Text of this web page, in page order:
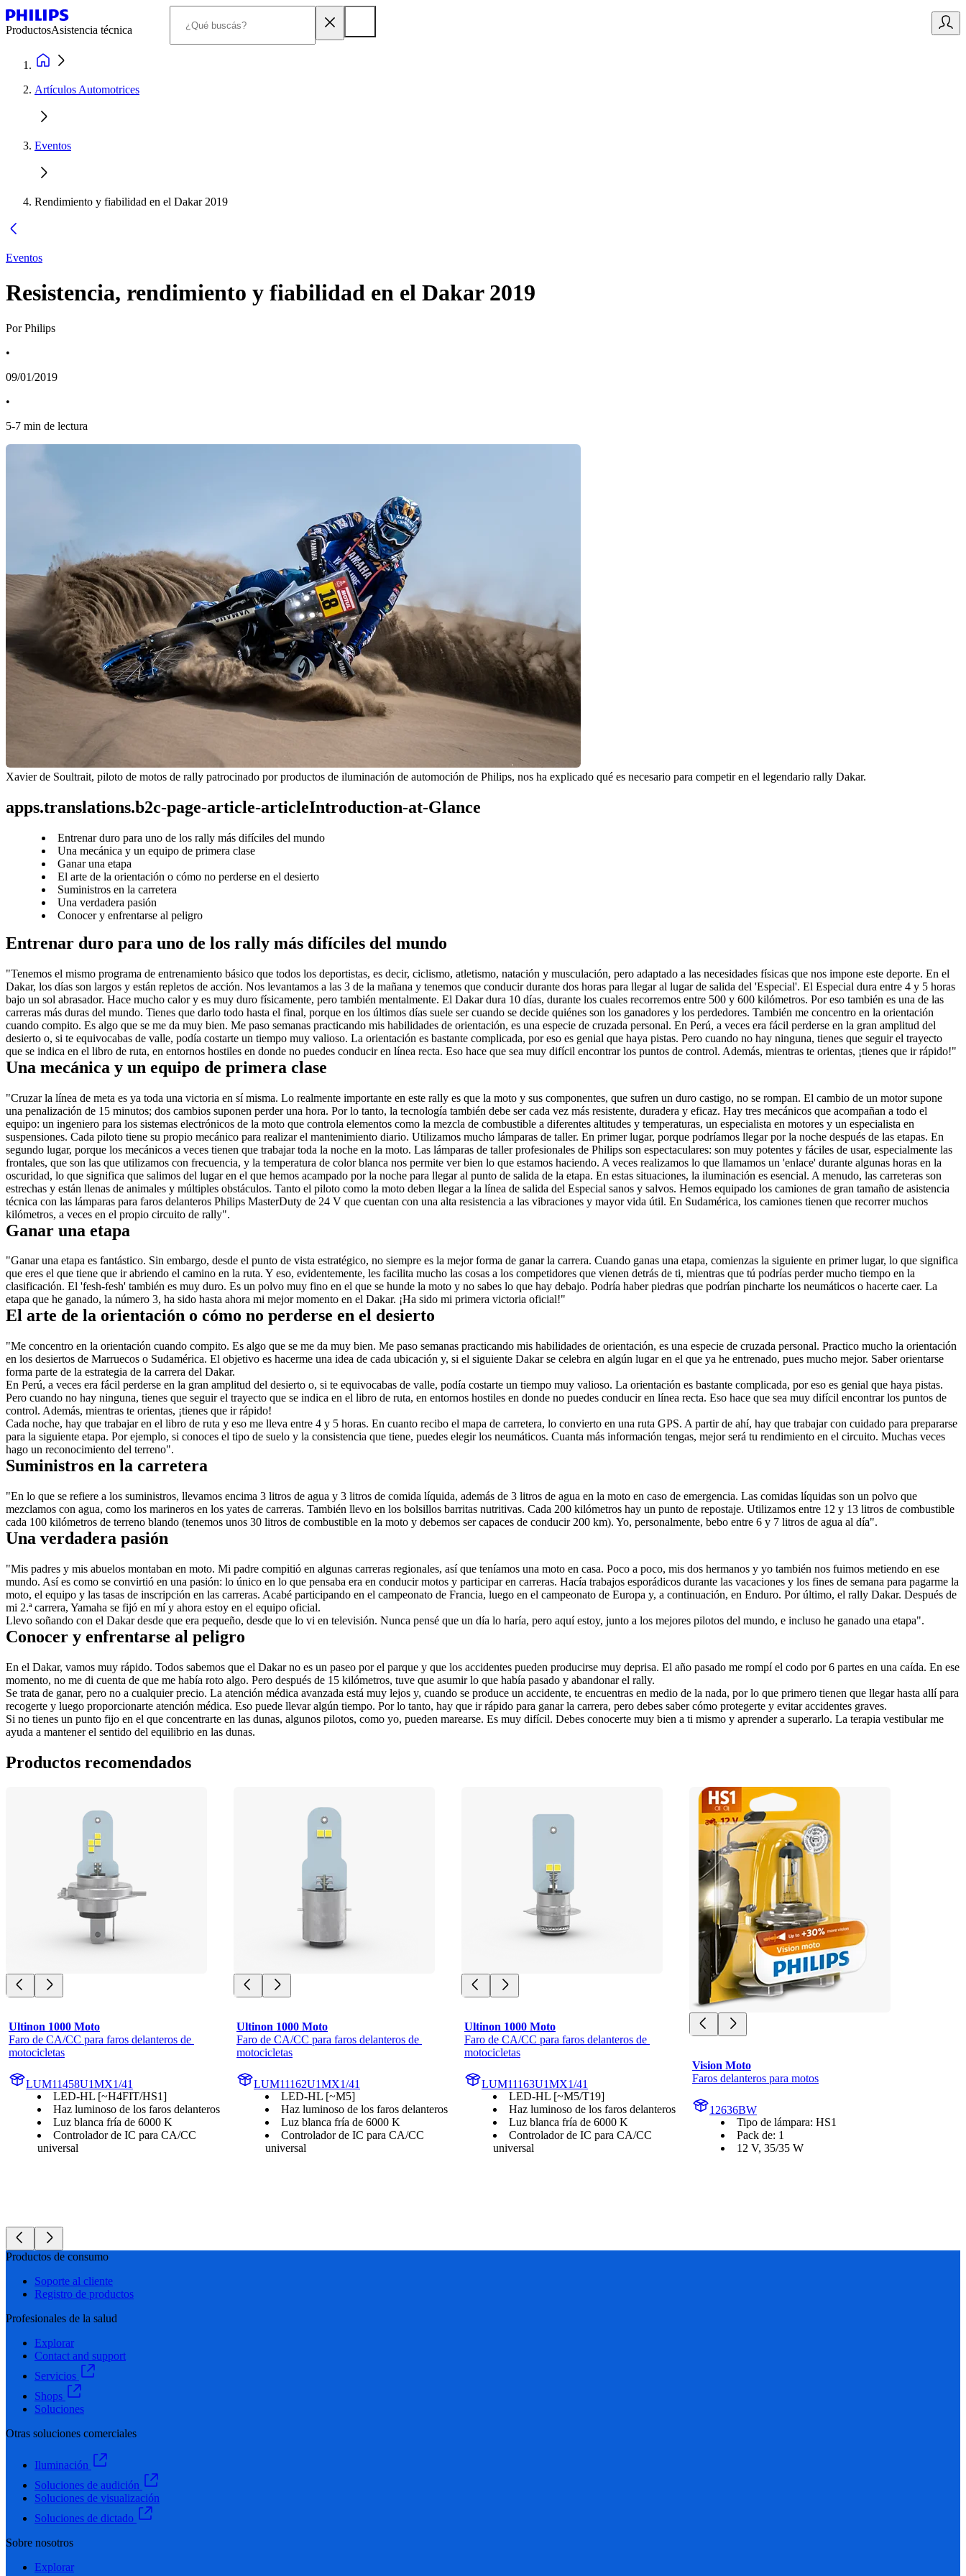
ProductosAsistencia técnica
Artículos Automotrices
Eventos
Rendimiento y fiabilidad en el Dakar 2019
Eventos
Resistencia, rendimiento y fiabilidad en el Dakar 2019
Por Philips
•
09/01/2019
•
5-7 min de lectura
Xavier de Soultrait, piloto de motos de rally patrocinado por productos de iluminación de automoción de Philips, nos ha explicado qué es necesario para competir en el legendario rally Dakar.
apps.translations.b2c-page-article-articleIntroduction-at-Glance
Entrenar duro para uno de los rally más difíciles del mundo
Una mecánica y un equipo de primera clase
Ganar una etapa
El arte de la orientación o cómo no perderse en el desierto
Suministros en la carretera
Una verdadera pasión
Conocer y enfrentarse al peligro
Entrenar duro para uno de los rally más difíciles del mundo
"Tenemos el mismo programa de entrenamiento básico que todos los deportistas, es decir, ciclismo, atletismo, natación y musculación, pero adaptado a las necesidades físicas que nos impone este deporte. En el
Dakar, los días son largos y están repletos de acción. Nos levantamos a las 3 de la mañana y tenemos que conducir durante dos horas para llegar al lugar de salida del 'Especial'. El Especial dura entre 4 y 5 horas
bajo un sol abrasador. Hace mucho calor y es muy duro físicamente, pero también mentalmente. El Dakar dura 10 días, durante los cuales recorremos entre 500 y 600 kilómetros. Por eso también es una de las
carreras más duras del mundo. Tienes que darlo todo hasta el final, porque en los últimos días suele ser cuando se decide quiénes son los ganadores y los perdedores. También me concentro en la orientación
cuando compito. Es algo que se me da muy bien. Me paso semanas practicando mis habilidades de orientación, es una especie de cruzada personal. En Perú, a veces era fácil perderse en la gran amplitud del
desierto o, si te equivocabas de valle, podía costarte un tiempo muy valioso. La orientación es bastante complicada, por eso es genial que haya pistas. Pero cuando no hay ninguna, tienes que seguir el trayecto
que se indica en el libro de ruta, en entornos hostiles en donde no puedes conducir en línea recta. Eso hace que sea muy difícil encontrar los puntos de control. Además, mientras te orientas, ¡tienes que ir rápido!"
Una mecánica y un equipo de primera clase
"Cruzar la línea de meta es ya toda una victoria en sí misma. Lo realmente importante en este rally es que la moto y sus componentes, que sufren un duro castigo, no se rompan. El cambio de un motor supone
una penalización de 15 minutos; dos cambios suponen perder una hora. Por lo tanto, la tecnología también debe ser cada vez más resistente, duradera y eficaz. Hay tres mecánicos que acompañan a todo el
equipo: un ingeniero para los sistemas electrónicos de la moto que controla elementos como la mezcla de combustible a diferentes altitudes y temperaturas, un especialista en motores y un especialista en
suspensiones. Cada piloto tiene su propio mecánico para realizar el mantenimiento diario. Utilizamos mucho lámparas de taller. En primer lugar, porque podríamos llegar por la noche después de las etapas. En
segundo lugar, porque los mecánicos a veces tienen que trabajar toda la noche en la moto. Las lámparas de taller profesionales de Philips son espectaculares: son muy potentes y fáciles de usar, especialmente las
frontales, que son las que utilizamos con frecuencia, y la temperatura de color blanca nos permite ver bien lo que estamos haciendo. A veces realizamos lo que llamamos un 'enlace' durante algunas horas en la
oscuridad, lo que significa que salimos del lugar en el que hemos acampado por la noche para llegar al punto de salida de la etapa. En estas situaciones, la iluminación es esencial. A menudo, las carreteras son
estrechas y están llenas de animales y múltiples obstáculos. Tanto el piloto como la moto deben llegar a la línea de salida del Especial sanos y salvos. Hemos equipado los camiones de gran tamaño de asistencia
técnica con las lámparas para faros delanteros Philips MasterDuty de 24 V que cuentan con una alta resistencia a las vibraciones y mayor vida útil. En Sudamérica, los camiones tienen que recorrer muchos
kilómetros, a veces en el propio circuito de rally".
Ganar una etapa
"Ganar una etapa es fantástico. Sin embargo, desde el punto de vista estratégico, no siempre es la mejor forma de ganar la carrera. Cuando ganas una etapa, comienzas la siguiente en primer lugar, lo que significa
que eres el que tiene que ir abriendo el camino en la ruta. Y eso, evidentemente, les facilita mucho las cosas a los competidores que vienen detrás de ti, mientras que tú podrías perder mucho tiempo en la
clasificación. El 'fesh-fesh' también es muy duro. Es un polvo muy fino en el que se hunde la moto y no sabes lo que hay debajo. Podría haber piedras que podrían pincharte los neumáticos o hacerte caer. La
etapa que he ganado, la número 3, ha sido hasta ahora mi mejor momento en el Dakar. ¡Ha sido mi primera victoria oficial!"
El arte de la orientación o cómo no perderse en el desierto
"Me concentro en la orientación cuando compito. Es algo que se me da muy bien. Me paso semanas practicando mis habilidades de orientación, es una especie de cruzada personal. Practico mucho la orientación
en los desiertos de Marruecos o Sudamérica. El objetivo es hacerme una idea de cada ubicación y, si el siguiente Dakar se celebra en algún lugar en el que ya he entrenado, pues mucho mejor. Saber orientarse
forma parte de la estrategia de la carrera del Dakar.
En Perú, a veces era fácil perderse en la gran amplitud del desierto o, si te equivocabas de valle, podía costarte un tiempo muy valioso. La orientación es bastante complicada, por eso es genial que haya pistas.
Pero cuando no hay ninguna, tienes que seguir el trayecto que se indica en el libro de ruta, en entornos hostiles en donde no puedes conducir en línea recta. Eso hace que sea muy difícil encontrar los puntos de
control. Además, mientras te orientas, ¡tienes que ir rápido!
Cada noche, hay que trabajar en el libro de ruta y eso me lleva entre 4 y 5 horas. En cuanto recibo el mapa de carretera, lo convierto en una ruta GPS. A partir de ahí, hay que trabajar con cuidado para prepararse
para la siguiente etapa. Por ejemplo, si conoces el tipo de suelo y la consistencia que tiene, puedes elegir los neumáticos. Cuanta más información tengas, mejor será tu rendimiento en el circuito. Muchas veces
hago un reconocimiento del terreno".
Suministros en la carretera
"En lo que se refiere a los suministros, llevamos encima 3 litros de agua y 3 litros de comida líquida, además de 3 litros de agua en la moto en caso de emergencia. Las comidas líquidas son un polvo que
mezclamos con agua, como los marineros en los yates de carreras. También llevo en los bolsillos barritas nutritivas. Cada 200 kilómetros hay un punto de repostaje. Utilizamos entre 12 y 13 litros de combustible
cada 100 kilómetros de terreno blando (tenemos unos 30 litros de combustible en la moto y debemos ser capaces de conducir 200 km). Yo, personalmente, bebo entre 6 y 7 litros de agua al día".
Una verdadera pasión
"Mis padres y mis abuelos montaban en moto. Mi padre compitió en algunas carreras regionales, así que teníamos una moto en casa. Poco a poco, mis dos hermanos y yo también nos fuimos metiendo en ese
mundo. Así es como se convirtió en una pasión: lo único en lo que pensaba era en conducir motos y participar en carreras. Hacía trabajos esporádicos durante las vacaciones y los fines de semana para pagarme la
moto, el equipo y las tasas de inscripción en las carreras. Acabé participando en el campeonato de Francia, luego en el campeonato de Europa y, a continuación, en Enduro. Por último, el rally Dakar. Después de
mi 2.ª carrera, Yamaha se fijó en mí y ahora estoy en el equipo oficial.
Llevo soñando con el Dakar desde que era pequeño, desde que lo vi en televisión. Nunca pensé que un día lo haría, pero aquí estoy, junto a los mejores pilotos del mundo, e incluso he ganado una etapa".
Conocer y enfrentarse al peligro
En el Dakar, vamos muy rápido. Todos sabemos que el Dakar no es un paseo por el parque y que los accidentes pueden producirse muy deprisa. El año pasado me rompí el codo por 6 partes en una caída. En ese
momento, no me di cuenta de que me había roto algo. Pero después de 15 kilómetros, tuve que asumir lo que había pasado y abandonar el rally.
Se trata de ganar, pero no a cualquier precio. La atención médica avanzada está muy lejos y, cuando se produce un accidente, te encuentras en medio de la nada, por lo que primero tienen que llegar hasta allí para
recogerte y luego proporcionarte atención médica. Eso puede llevar algún tiempo. Por lo tanto, hay que ir rápido para ganar la carrera, pero debes saber cómo protegerte y evitar accidentes graves.
Si no tienes un punto fijo en el que concentrarte en las dunas, algunos pilotos, como yo, pueden marearse. Es muy difícil. Debes conocerte muy bien a ti mismo y aprender a superarlo. La terapia vestibular me
ayuda a mantener el sentido del equilibrio en las dunas.
Productos recomendados
Ultinon 1000 Moto
Faro de CA/CC para faros delanteros de
motocicletas
LUM11458U1MX1/41
LED-HL [~H4FIT/HS1]
Haz luminoso de los faros delanteros
Luz blanca fría de 6000 K
Controlador de IC para CA/CC
universal
Ultinon 1000 Moto
Faro de CA/CC para faros delanteros de
motocicletas
LUM11162U1MX1/41
LED-HL [~M5]
Haz luminoso de los faros delanteros
Luz blanca fría de 6000 K
Controlador de IC para CA/CC
universal
Ultinon 1000 Moto
Faro de CA/CC para faros delanteros de
motocicletas
LUM11163U1MX1/41
LED-HL [~M5/T19]
Haz luminoso de los faros delanteros
Luz blanca fría de 6000 K
Controlador de IC para CA/CC
universal
Vision Moto
Faros delanteros para motos
12636BW
Tipo de lámpara: HS1
Pack de: 1
12 V, 35/35 W
Productos de consumo
Soporte al cliente
Registro de productos
Profesionales de la salud
Explorar
Contact and support
Servicios
Shops
Soluciones
Otras soluciones comerciales
Iluminación
Soluciones de audición
Soluciones de visualización
Soluciones de dictado
Sobre nosotros
Explorar